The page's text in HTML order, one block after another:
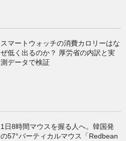
スマートウォッチの消費カロリーはな
ぜ低く出るのか？ 厚労省の内訳と実
測データで検証
1日8時間マウスを握る人へ。韓国発
の57°バーティカルマウス「Redbean